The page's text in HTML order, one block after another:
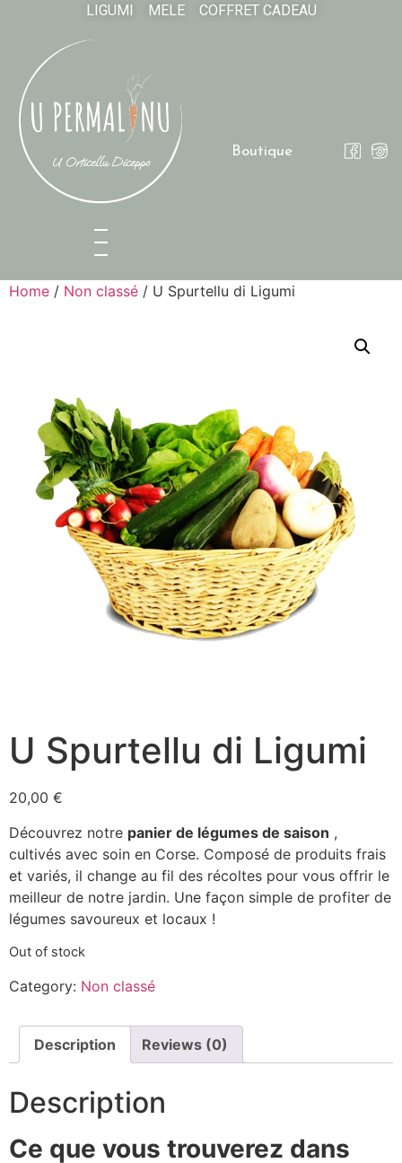
LIGUMI MELE COFFRET CADEAU
Boutique
Home / Non classé / U Spurtellu di Ligumi
U Spurtellu di Ligumi
20,00 €
Découvrez notre panier de légumes de saison ,
cultivés avec soin en Corse. Composé de produits frais
et variés, il change au fil des récoltes pour vous offrir le
meilleur de notre jardin. Une façon simple de profiter de
légumes savoureux et locaux !
Out of stock
Category: Non classé
Description Reviews (0)
Description
Ce que vous trouverez dans